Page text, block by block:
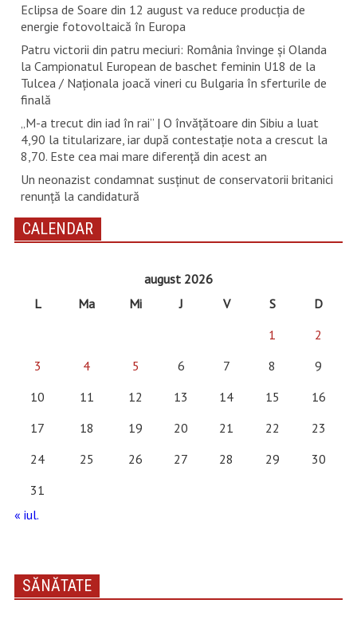
Eclipsa de Soare din 12 august va reduce producția de
energie fotovoltaică în Europa
Patru victorii din patru meciuri: România învinge și Olanda
la Campionatul European de baschet feminin U18 de la
Tulcea / Naționala joacă vineri cu Bulgaria în sferturile de
finală
„M-a trecut din iad în rai” | O învățătoare din Sibiu a luat
4,90 la titularizare, iar după contestație nota a crescut la
8,70. Este cea mai mare diferență din acest an
Un neonazist condamnat susţinut de conservatorii britanici
renunţă la candidatură
CALENDAR
august 2026
L
Ma Mi J V S
D
1
2
3
4 5 6 7 8
9
10
11 12 13 14 15
16
17
18 19 20 21 22
23
24
25 26 27 28 29
30
31
« iul.
SĂNĂTATE